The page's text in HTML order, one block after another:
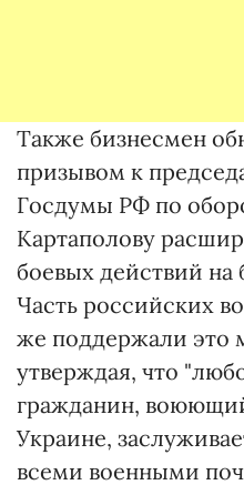
Также бизнесмен
призывом к
Госдумы РФ по
Картаполову
боевых действий на
Часть российских
же поддержали это
утверждая, что
гражданин,
Украине,
всеми военными